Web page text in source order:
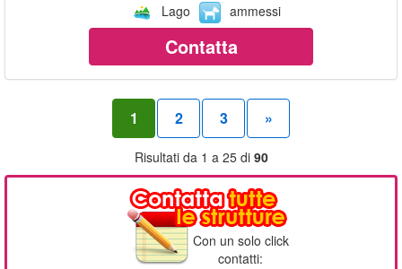
Lago
ammessi
Contatta
1 2 3 »
Risultati da 1 a 25 di 90
Con un solo click
contatti: